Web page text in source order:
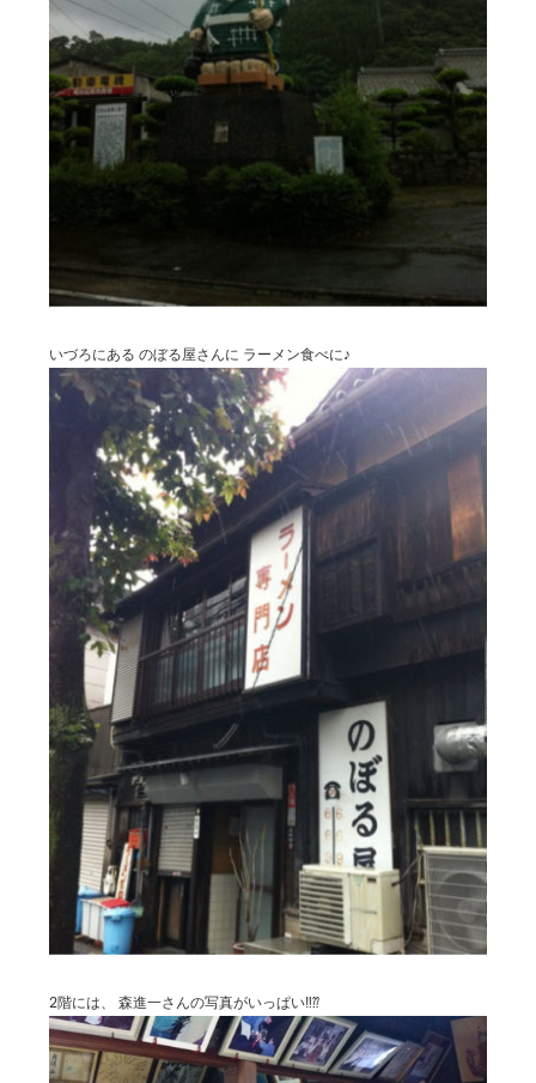
DIRECTOR’S INSTAGRAM
いづろにある のぼる屋さんに ラーメン食べに♪
2階には、 森進一さんの写真がいっぱい‼⁇